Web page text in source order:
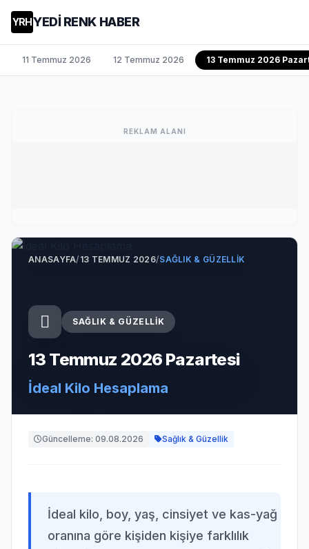
YRHYEDİ RENK HABER
11 Temmuz 2026 12 Temmuz 2026 13 Temmuz 2026
REKLAM ALANI
ANASAYFA/13 TEMMUZ 2026/SAĞLIK & GÜZELLIK
SAĞLIK & GÜZELLIK
13 Temmuz 2026 Pazartesi
İdeal Kilo Hesaplama
Güncelleme: 09.08.2026 Sağlık & Güzellik
İdeal kilo, boy, yaş, cinsiyet ve kas-yağ
oranına göre kişiden kişiye farklılık